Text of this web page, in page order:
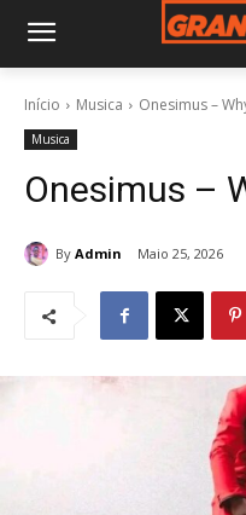
Início Musica Onesimus –
Musica
Onesimus –
By Admin Maio 25, 2026